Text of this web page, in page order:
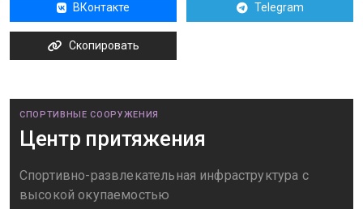
ВКонтакте Telegram
Скопировать
СПОРТИВНЫЕ СООРУЖЕНИЯ
Центр притяжения
Спортивно-развлекательная инфраструктура с
высокой окупаемостью